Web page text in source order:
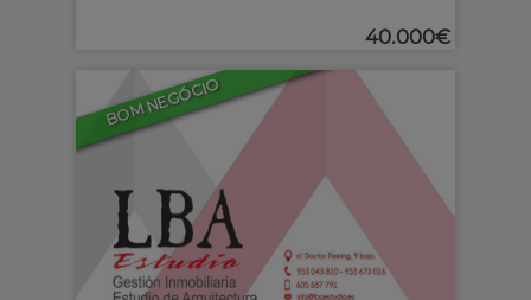
40.000€
BOM NEGÓCIO